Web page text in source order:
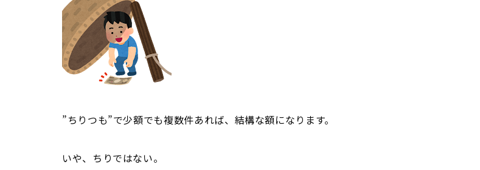
”ちりつも”で少額でも複数件あれば、結構な額になります。
いや、ちりではない。